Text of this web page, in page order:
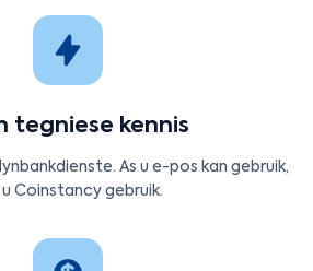
tegniese kennis
As u e-pos kan gebruik,
u Coinstancy gebruik.